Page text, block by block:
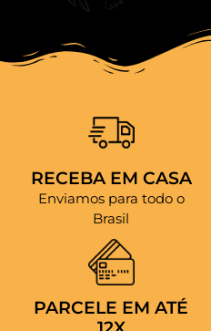
RECEBA EM CASA
Enviamos para todo o
Brasil
PARCELE EM ATÉ